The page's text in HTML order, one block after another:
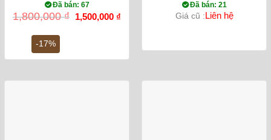
-17%
Đã bán: 67
1,800,000₫
Giá
gốc
1,500,000 ₫
1,500,000 ₫.
Đã bán: 21
Giá cũ :Liên hệ